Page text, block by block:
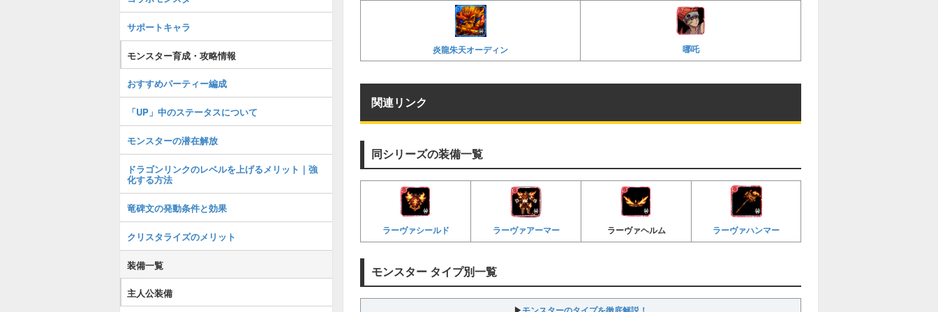
炎龍朱天オーディン 哪吒
関連リンク
同シリーズの装備一覧
ラーヴァシールド ラーヴァアーマー ラーヴァヘルム ラーヴァハンマー
モンスター タイプ別一覧
サポートキャラ
モンスター育成・攻略情報
おすすめパーティー編成
「UP」中のステータスについて
モンスターの潜在解放
ドラゴンリンクのレベルを上げるメリット｜強
化する方法
竜碑文の発動条件と効果
クリスタライズのメリット
装備一覧
主人公装備